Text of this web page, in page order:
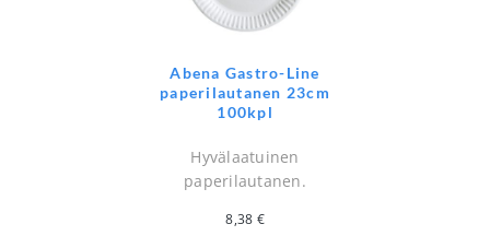
Abena Gastro-Line
paperilautanen 23cm
100kpl
Hyvälaatuinen
paperilautanen.
8,38 €